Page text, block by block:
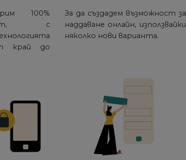
100%
с
край до
За да създадем възможност за
наддаване онлайн, използвайки
няколко нови варианта.